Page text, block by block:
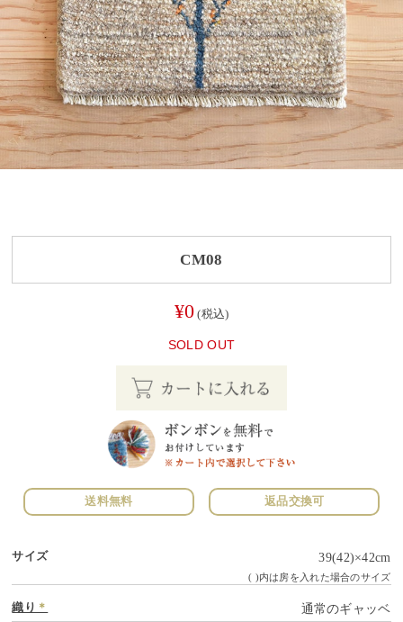
CM08
¥0 (税込)
SOLD OUT
送料無料 返品交換可
サイズ 39(42)×42cm
( )内は房を入れた場合のサイズ
織り ＊ 通常のギャッベ